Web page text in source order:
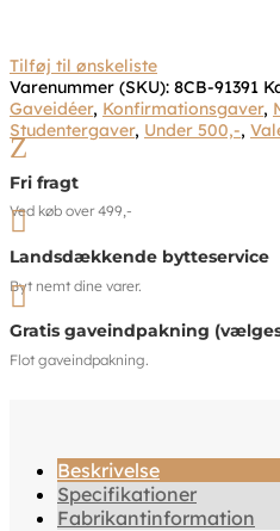
Tilføj til ønskeliste
Varenummer (SKU): 8CB-91391
Gaveidéer, Konfirmationsgaver,
Studentergaver, Under 500,-,
Z
Fri fragt
Ved køb over 499,-

Landsdækkende bytteservice
Byt nemt dine varer.

Gratis gaveindpakning
Flot gaveindpakning.
Beskrivelse
Specifikationer
Fabrikantinformation